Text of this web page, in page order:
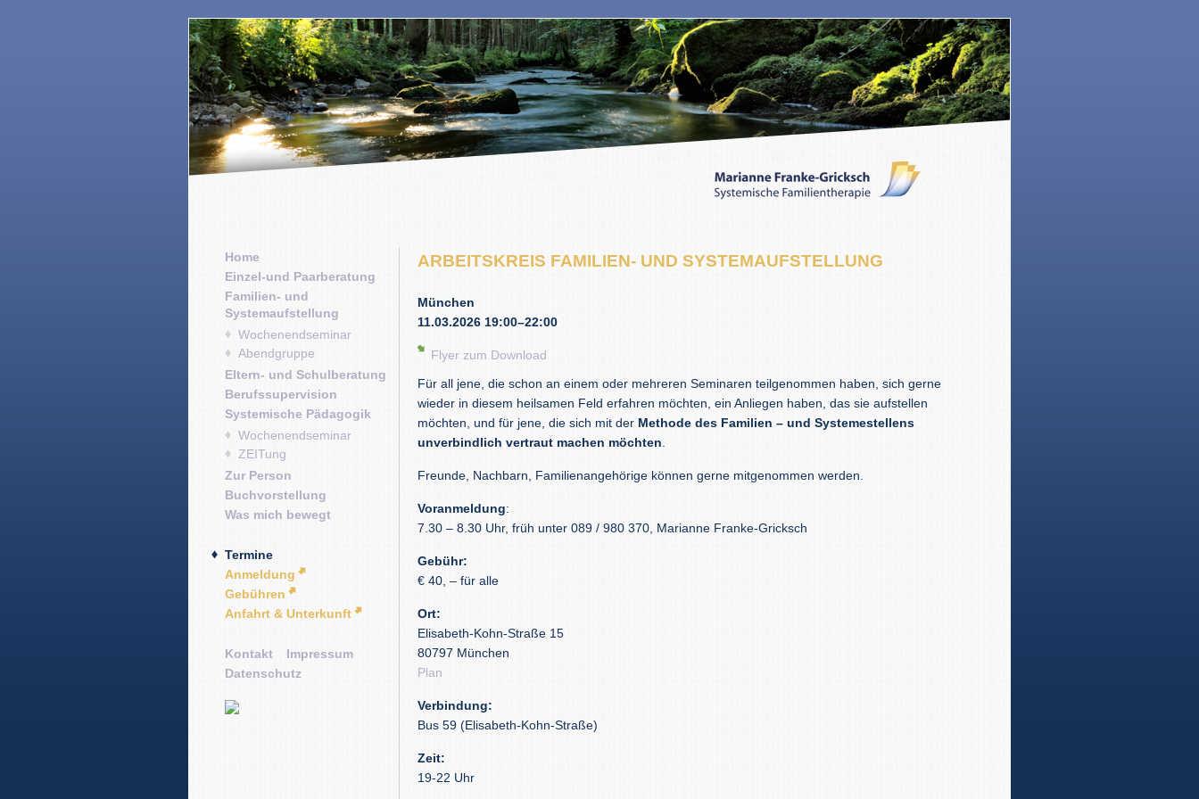
Home
Einzel-und Paarberatung
Familien- und
Systemaufstellung
Wochenendseminar
Abendgruppe
Eltern- und Schulberatung
Berufssupervision
Systemische Pädagogik
Wochenendseminar
ZEITung
Zur Person
Buchvorstellung
Was mich bewegt
Termine
Anmeldung
Gebühren
Anfahrt & Unterkunft
Kontakt
Impressum
Datenschutz
ARBEITSKREIS FAMILIEN- UND SYSTEMAUFSTELLUNG
München
11.03.2026 19:00–22:00
Flyer zum Download
Für all jene, die schon an einem oder mehreren Seminaren teilgenommen haben, sich gerne
wieder in diesem heilsamen Feld erfahren möchten, ein Anliegen haben, das sie aufstellen
möchten, und für jene, die sich mit der Methode des Familien – und Systemestellens
unverbindlich vertraut machen möchten
Freunde, Nachbarn, Familienangehörige können gerne mitgenommen werden.
Voranmeldung:
7.30 – 8.30 Uhr, früh unter 089 / 980 370, Marianne Franke-Gricksch
Gebühr:
€ 40, – für alle
Ort:
Elisabeth-Kohn-Straße 15
80797 München
Plan
Verbindung:
Bus 59 (Elisabeth-Kohn-Straße)
Zeit:
19-22 Uhr